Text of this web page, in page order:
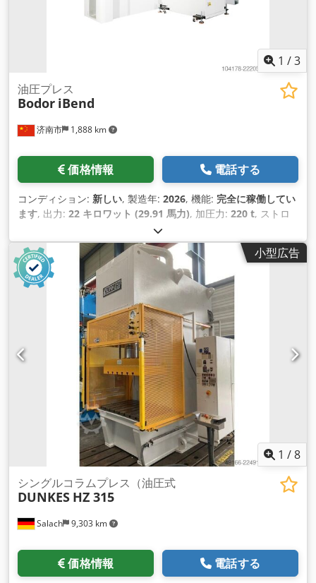
1 /3
济南市 1,888 km
油圧プレス
Bodor iBend
価格情報 電話する
コンディション: 新しい, 製造年: 2026, 機能: 完全に稼働してい
ます, 出力: 22 キロワット (29.91 馬力), 加圧力: 220 t, ストロ
120 mm/s
テーブル幅:900 mm, テーブル長さ:3,200 mm, のど深さ:400
mm, 装備: 安全光幕, 小型広告
1 /8
Salach 9,303 km
シングルコラムプレス（油圧式
DUNKES HZ 315
価格情報 電話する